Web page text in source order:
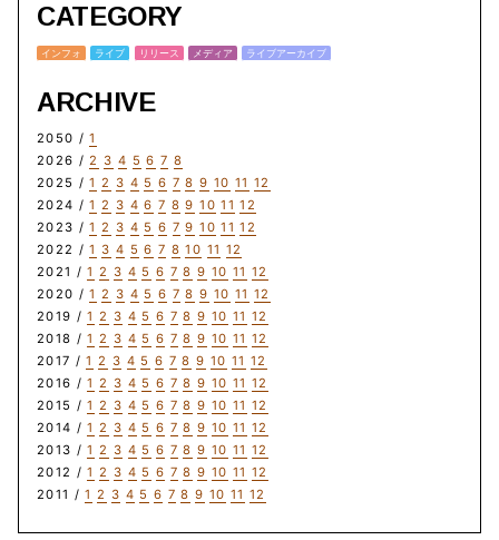
CATEGORY
インフォ ライブ リリース メディア ライブアーカイブ
ARCHIVE
2050 /1
2026 /2 3 4 5 6 7 8
2025 /1 2 3 4 5 6 7 8 9 10 11 12
2024 /1 2 3 4 6 7 8 9 10 11 12
2023 /1 2 3 4 5 6 7 9 10 11 12
2022 /1 3 4 5 6 7 8 10 11 12
2021 /1 2 3 4 5 6 7 8 9 10 11 12
2020 /1 2 3 4 5 6 7 8 9 10 11 12
2019 /1 2 3 4 5 6 7 8 9 10 11 12
2018 /1 2 3 4 5 6 7 8 9 10 11 12
2017 /1 2 3 4 5 6 7 8 9 10 11 12
2016 /1 2 3 4 5 6 7 8 9 10 11 12
2015 /1 2 3 4 5 6 7 8 9 10 11 12
2014 /1 2 3 4 5 6 7 8 9 10 11 12
2013 /1 2 3 4 5 6 7 8 9 10 11 12
2012 /1 2 3 4 5 6 7 8 9 10 11 12
2011 /1 2 3 4 5 6 7 8 9 10 11 12